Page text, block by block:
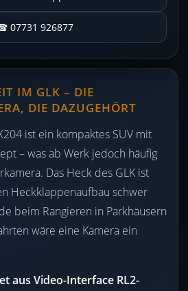
07731 926877
IM GLK – DIE
DIE DAZUGEHÖRT
ist ein kompaktes SUV mit
– was ab Werk jedoch häufig
Das Heck des GLK ist
Heckklappenaufbau schwer
beim Rangieren in Parkhäusern
wäre eine Kamera ein
aus Video-Interface RL2-